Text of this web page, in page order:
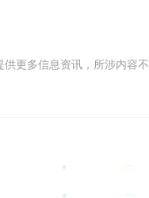
更多信息资讯，所涉内容